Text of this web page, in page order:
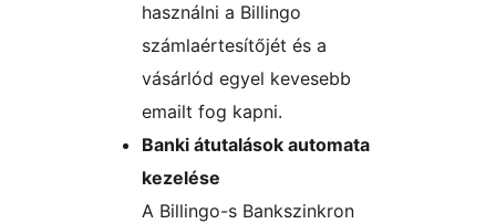
használni a Billingo
számlaértesítőjét és a
vásárlód egyel kevesebb
emailt fog kapni.
Banki átutalások automata
kezelése
A Billingo-s Bankszinkron